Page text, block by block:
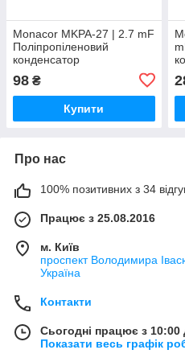
Monacor MKPA-27 | 2.7 mF
Поліпропіленовий
конденсатор
98 ₴
Купити
Про нас
100% позитивних з 34
Працює з 25.08.2016
м. Київ
проспект Володимира
Україна
Контакти
Сьогодні працює з 10:00
Показати весь графік